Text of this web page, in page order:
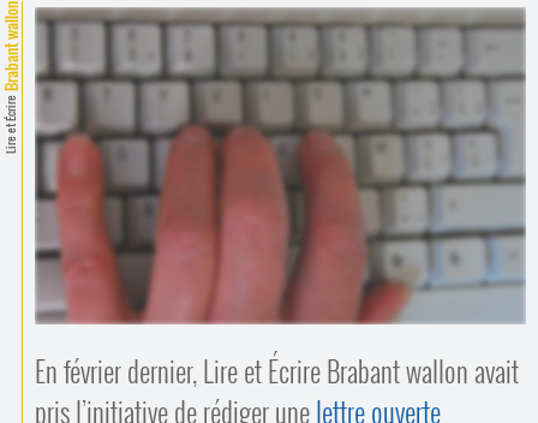
·
Comprendre et parler
Trouver un lieu d’alphabétisation
Lire et Écrire
Brabant wallon
En février dernier, Lire et Écrire Brabant wallon avait
pris l’initiative de rédiger unelettre ouverte